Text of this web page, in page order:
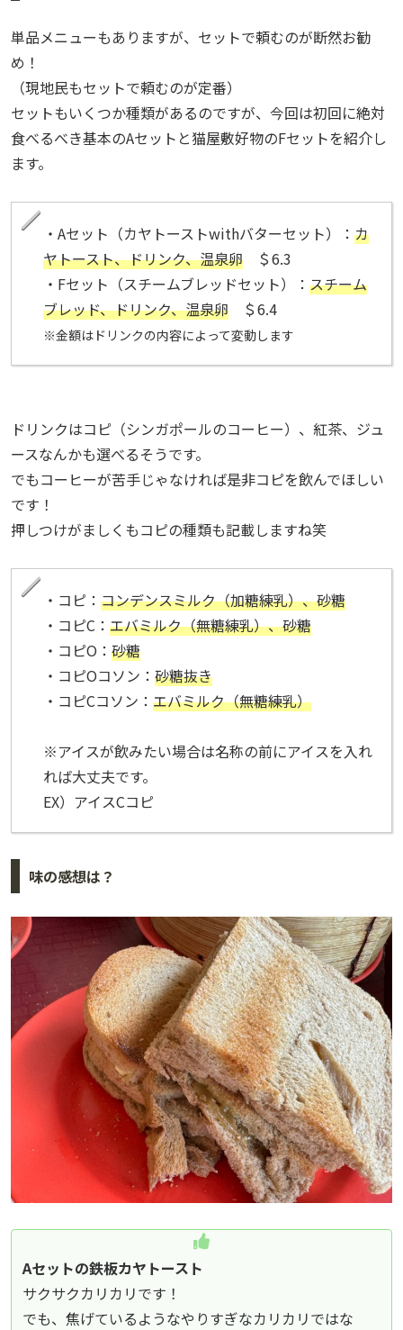
単品メニューもありますが、セットで頼むのが断然お勧
め！
（現地民もセットで頼むのが定番）
セットもいくつか種類があるのですが、今回は初回に絶対
食べるべき基本のAセットと猫屋敷好物のFセットを紹介し
ます。
・Aセット（カヤトーストwithバターセット）： カ
ヤトースト、ドリンク、温泉卵 ＄6.3
・Fセット（スチームブレッドセット）： スチーム
ブレッド、ドリンク、温泉卵 ＄6.4
※金額はドリンクの内容によって変動します
ドリンクはコピ（シンガポールのコーヒー）、紅茶、ジュ
ースなんかも選べるそうです。
でもコーヒーが苦手じゃなければ是非コピを飲んでほしい
です！
押しつけがましくもコピの種類も記載しますね笑
・コピ： コンデンスミルク（加糖練乳）、砂糖
・コピC： エバミルク（無糖練乳）、砂糖
・コピO： 砂糖
・コピOコソン： 砂糖抜き
・コピCコソン： エバミルク（無糖練乳）
※アイスが飲みたい場合は名称の前にアイスを入れ
れば大丈夫です。
EX）アイスCコピ
味の感想は？
Aセットの鉄板カヤトースト
サクサクカリカリです！
でも、焦げているようなやりすぎなカリカリではな